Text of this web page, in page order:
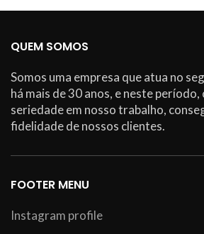
QUEM SOMOS
Somos uma empresa que atua no
há mais de 30 anos, e neste
seriedade em nosso trabalho,
fidelidade de nossos clientes.
FOOTER MENU
Instagram profile